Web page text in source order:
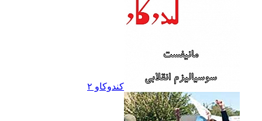
کندوکاو ۲